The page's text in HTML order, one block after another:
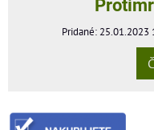
Pridané: 25.01.2023